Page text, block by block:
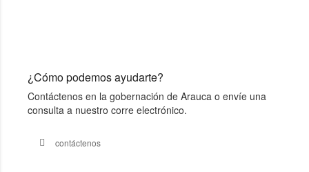
¿Cómo podemos ayudarte?
Contáctenos en la gobernación de Arauca o envíe una
consulta a nuestro corre electrónico.
contáctenos